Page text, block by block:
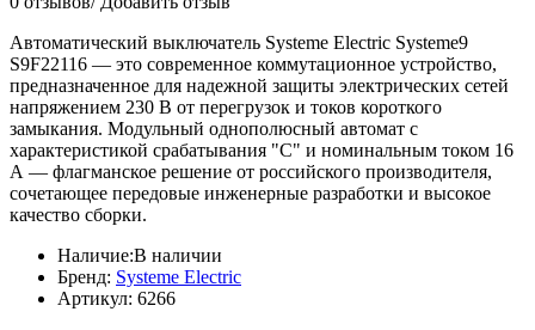
Автоматический выключатель Systeme Electric Systeme9
S9F22116 — это современное коммутационное устройство,
предназначенное для надежной защиты электрических сетей
напряжением 230 В от перегрузок и токов короткого
замыкания. Модульный однополюсный автомат с
характеристикой срабатывания "C" и номинальным током 16
А — флагманское решение от российского производителя,
сочетающее передовые инженерные разработки и высокое
качество сборки.
Наличие:В наличии
Бренд: Systeme Electric
Артикул: 6266